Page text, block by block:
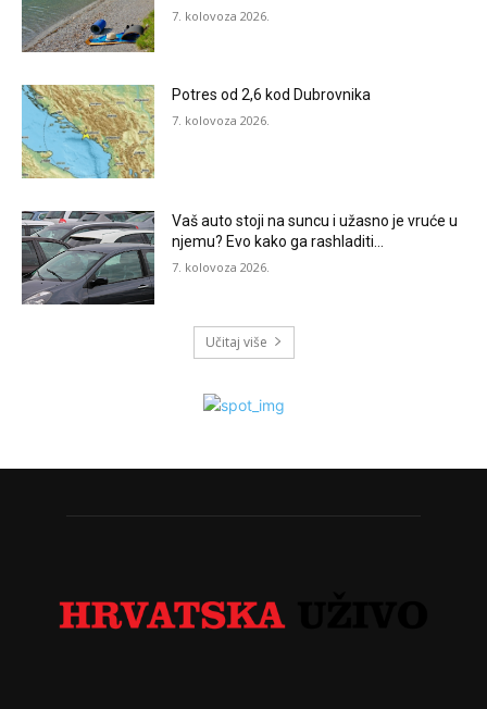
7. kolovoza 2026.
Potres od 2,6 kod Dubrovnika
7. kolovoza 2026.
Vaš auto stoji na suncu i užasno je vruće u
njemu? Evo kako ga rashladiti…
7. kolovoza 2026.
Učitaj više